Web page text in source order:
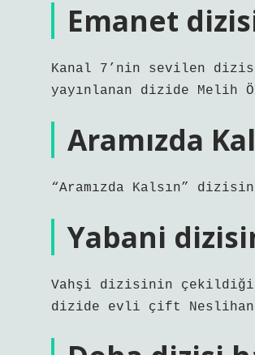
Emanet
Kanal 7’nin sevilen
yayınlanan dizide Melih
Aramızda
“Aramızda Kalsın”
Yabani
Vahşi dizisinin çekildiği
dizide evli çift Neslihan